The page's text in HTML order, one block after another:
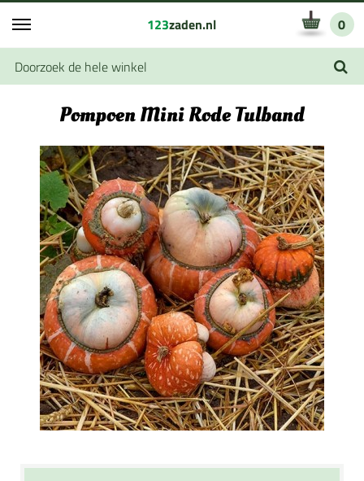
123zaden.nl 0
Pompoen Mini Rode Tulband